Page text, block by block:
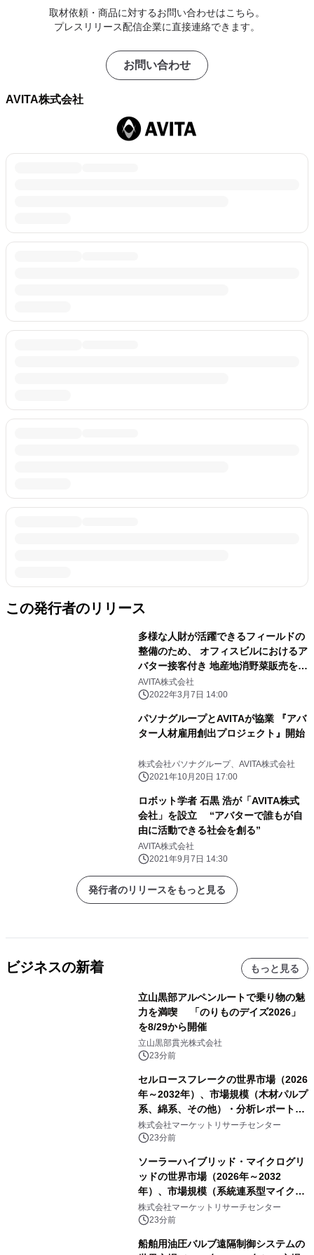
取材依頼・商品に対するお問い合わせはこちら。
プレスリリース配信企業に直接連絡できます。
お問い合わせ
AVITA株式会社
この発行者のリリース
多様な人財が活躍できるフィールドの
整備のため、 オフィスビルにおけるア
バター接客付き 地産地消野菜販売を3
月7日より実施
AVITA株式会社
2022年3月7日 14:00
パソナグループとAVITAが協業 『アバ
ター人材雇用創出プロジェクト』開始
株式会社パソナグループ、AVITA株式会社
2021年10月20日 17:00
ロボット学者 石黒 浩が「AVITA株式
会社」を設立 “アバターで誰もが自
由に活動できる社会を創る”
AVITA株式会社
2021年9月7日 14:30
発行者のリリースをもっと見る
ビジネスの新着 もっと見る
立山黒部アルペンルートで乗り物の魅
力を満喫 「のりものデイズ2026」
を8/29から開催
立山黒部貫光株式会社
23分前
セルロースフレークの世界市場（2026
年～2032年）、市場規模（木材パルプ
系、綿系、その他）・分析レポートを
発表
株式会社マーケットリサーチセンター
23分前
ソーラーハイブリッド・マイクログリ
ッドの世界市場（2026年～2032
年）、市場規模（系統連系型マイクロ
グリッド、独立型マイクログリッ
ド）・分析レポートを発表
株式会社マーケットリサーチセンター
23分前
船舶用油圧バルブ遠隔制御システムの